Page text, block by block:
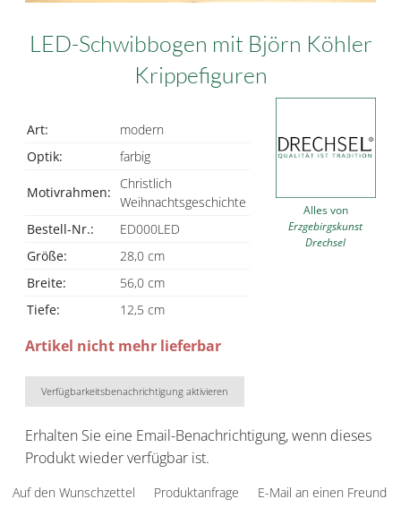
LED-Schwibbogen mit Björn Köhler
Krippefiguren
Art:
modern
Optik:
farbig
Motivrahmen:
Christlich
Weihnachtsgeschichte
Bestell-Nr.:
ED000LED
Größe:
28,0 cm
Breite:
56,0 cm
Tiefe:
12,5 cm
Alles von
Erzgebirgskunst
Drechsel
Artikel nicht mehr lieferbar
Verfügbarkeitsbenachrichtigung aktivieren
Erhalten Sie eine Email-Benachrichtigung, wenn dieses
Produkt wieder verfügbar ist.
Auf den Wunschzettel Produktanfrage E-Mail an einen Freund